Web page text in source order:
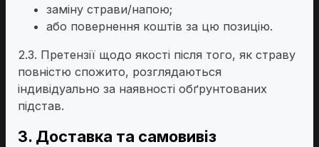
заміну страви/напою;
або повернення коштів за цю позицію.
2.3. Претензії щодо якості після того, як страву
повністю спожито, розглядаються
індивідуально за наявності обґрунтованих
підстав.
3. Доставка та самовивіз